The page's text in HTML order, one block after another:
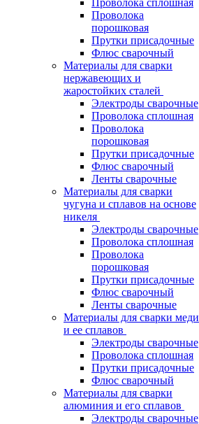
Проволока сплошная
Проволока
порошковая
Прутки присадочные
Флюс сварочный
Материалы для сварки
нержавеющих и
жаростойких сталей
Электроды сварочные
Проволока сплошная
Проволока
порошковая
Прутки присадочные
Флюс сварочный
Ленты сварочные
Материалы для сварки
чугуна и сплавов на основе
никеля
Электроды сварочные
Проволока сплошная
Проволока
порошковая
Прутки присадочные
Флюс сварочный
Ленты сварочные
Материалы для сварки меди
и ее сплавов
Электроды сварочные
Проволока сплошная
Прутки присадочные
Флюс сварочный
Материалы для сварки
алюминия и его сплавов
Электроды сварочные